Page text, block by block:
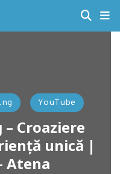
YouTube
Croaziere
unică |
Atena